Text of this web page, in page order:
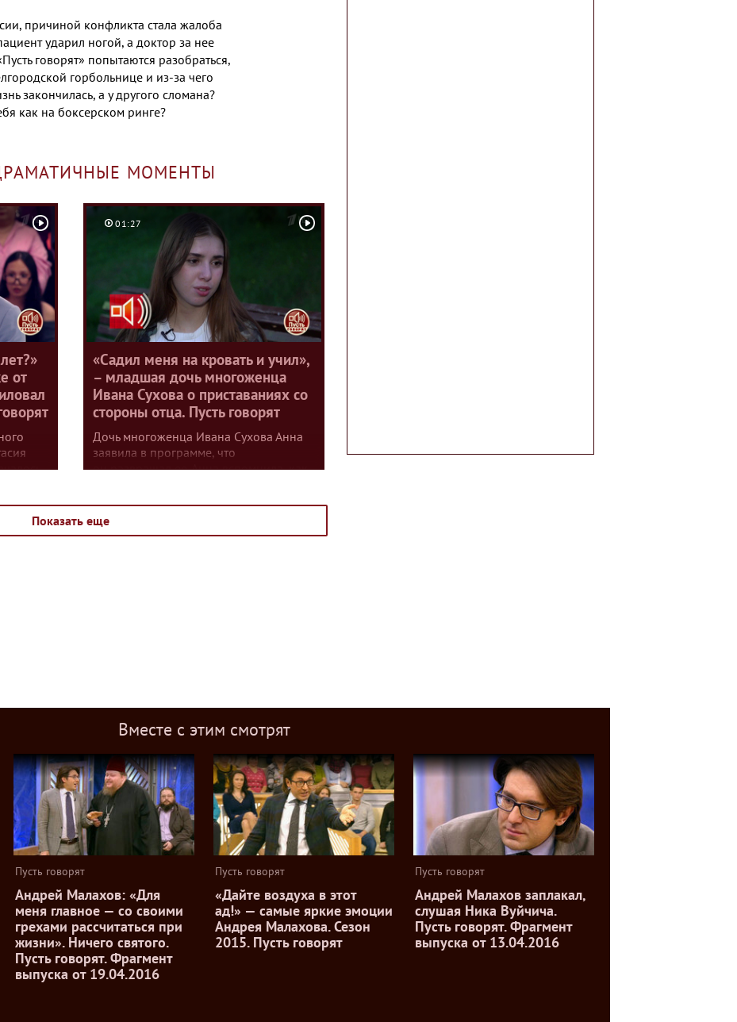
причиной конфликта стала жалоба
ударил ногой, а доктор за нее
говорят» попытаются разобраться,
горбольнице и из-за чего
закончилась, а у другого сломана?
как на боксерском ринге?
МОМЕНТЫ
от
01:27
«Садил меня на кровать и учил»,
– младшая дочь многоженца
Ивана Сухова о приставаниях со
стороны отца. Пусть говорят
Дочь многоженца Ивана Сухова Анна
заявила в программе, что
он развращал ее. Анна вспомнила, как
Показать еще
Вместе с этим смотрят
Пусть говорят
Андрей Малахов: «Для
меня главное — со своими
грехами рассчитаться при
жизни». Ничего святого.
Пусть говорят. Фрагмент
выпуска от 19.04.2016
Пусть говорят
«Дайте воздуха в этот
ад!» — самые яркие эмоции
Андрея Малахова. Сезон
2015. Пусть говорят
Пусть говорят
Андрей Малахов заплакал,
слушая Ника Вуйчича.
Пусть говорят. Фрагмент
выпуска от 13.04.2016